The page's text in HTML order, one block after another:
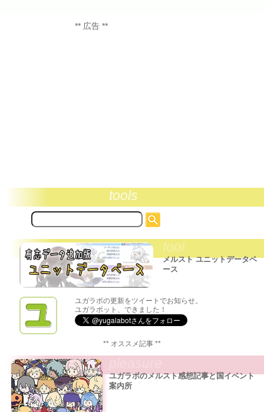
** 広告 **
tools
サ
イ
内
検
索:
tool
メルスト ユニットデータベ
ース
ユガラボの更新をツイートでお知らせ。
ユガラボット、できました！
** オススメ記事 **
ユガラボのメルスト感想記事と国イベント
案内所